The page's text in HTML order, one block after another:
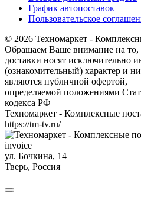
График автопоставок
Пользовательское
© 2026 Техномаркет -
Обращаем Ваше внимание на то,
доставки носят исключительно
(ознакомительный) характер и
являются публичной офертой,
определяемой положениями
кодекса РФ
Техномаркет - Комплексные
https://tm-tv.ru/
invoice
ул. Бочкина, 14
Тверь, Россия